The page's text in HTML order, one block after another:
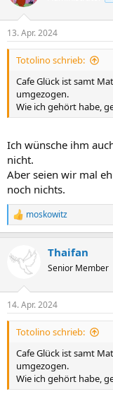
i
e
n
13. Apr. 2024
Totolino schrieb:
Cafe Glück ist samt
umgezogen.
Wie ich gehört habe,
Ich wünsche ihm
nicht.
Aber seien wir mal
noch nichts.
R
e
k
t
e
n
moskowitz
Thaifan
Senior Member
14. Apr. 2024
Totolino schrieb:
Cafe Glück ist samt
umgezogen.
Wie ich gehört habe,